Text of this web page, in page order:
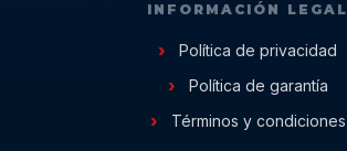
INFORMACIÓN LEGAL
Política de privacidad
Política de garantía
Términos y condiciones